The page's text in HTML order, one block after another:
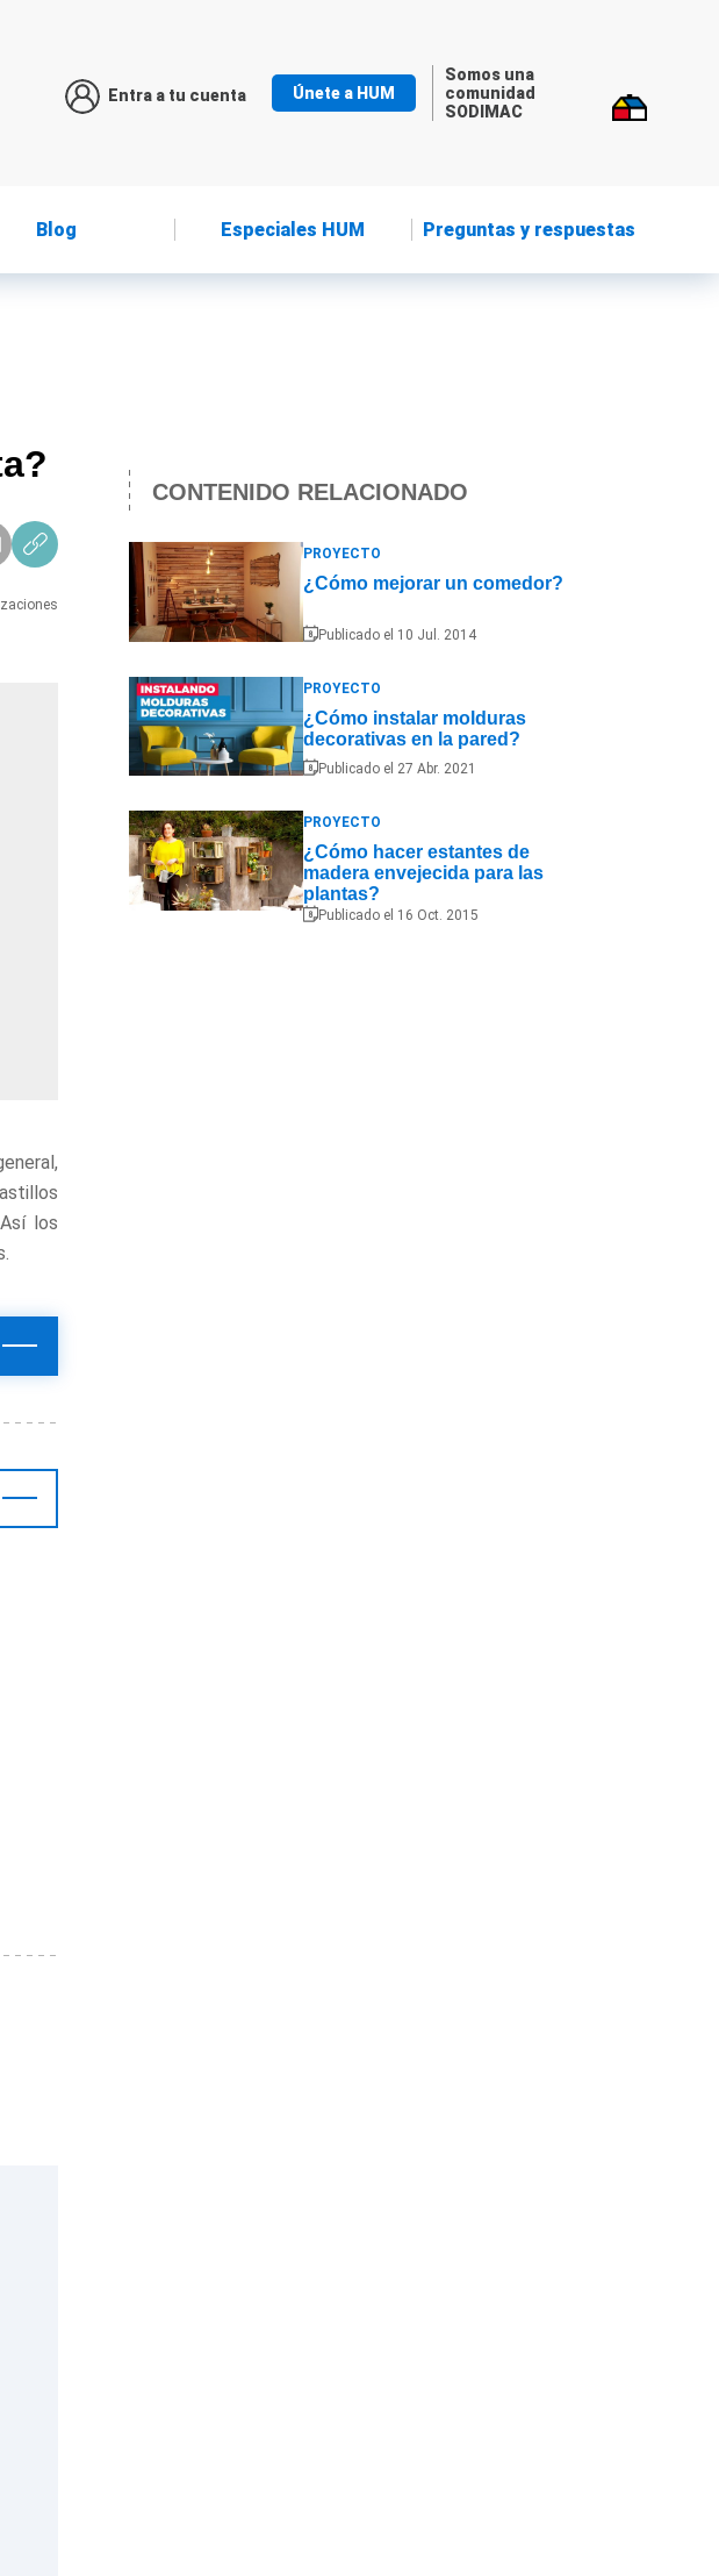
Entra a tu cuenta Únete a HUM
Somos una
comunidad
SODIMAC
Blog Especiales HUM Preguntas y respuestas
los
CONTENIDO RELACIONADO
PROYECTO
¿Cómo mejorar un comedor?
Publicado el 10 Jul. 2014
PROYECTO
¿Cómo instalar molduras
decorativas en la pared?
Publicado el 27 Abr. 2021
PROYECTO
¿Cómo hacer estantes de
madera envejecida para las
plantas?
Publicado el 16 Oct. 2015